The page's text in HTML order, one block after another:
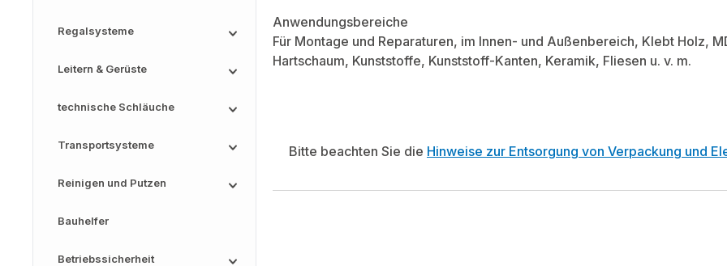
Regalsysteme
Leitern & Gerüste
technische Schläuche
Transportsysteme
Reinigen und Putzen
Bauhelfer
Betriebssicherheit
Anwendungsbereiche
Für Montage und Reparaturen, im Innen- und Außenbereich, Klebt Holz,
Hartschaum, Kunststoffe, Kunststoff-Kanten, Keramik, Fliesen u. v. m.
Bitte beachten Sie die Hinweise zur Entsorgung von Verpackung und